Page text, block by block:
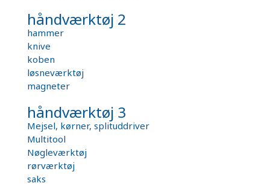
håndværktøj 2
hammer
knive
koben
løsneværktøj
magneter
håndværktøj 3
Mejsel, kørner, splituddriver
Multitool
Nøgleværktøj
rørværktøj
saks